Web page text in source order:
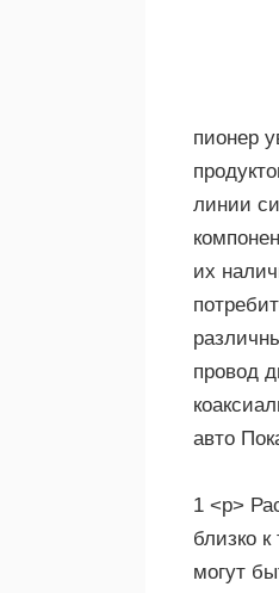
пионер
линии
их
провод
авто
1 <р>
близко
могут